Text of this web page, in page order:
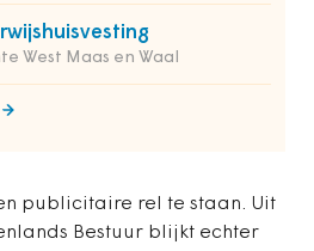
West Maas en Waal
publicitaire rel te staan. Uit
Bestuur blijkt echter